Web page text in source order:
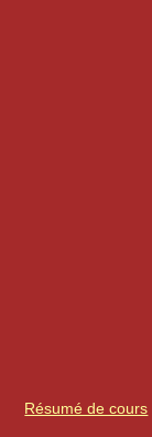
Résumé de cours